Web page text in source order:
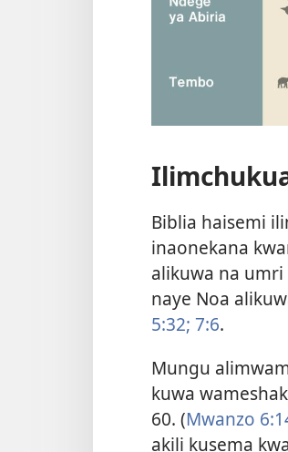
Biblia haisemi
inaonekana
alikuwa na umri
naye Noa
5:32; 7:6.
Mungu
kuwa
60. (Mwanzo
akili kusema